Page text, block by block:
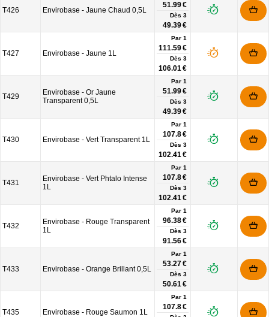
T426 Envirobase - Jaune Chaud 0,5L
51.99 €
Dès 3
49.39 €
T427 Envirobase - Jaune 1L
Par 1
111.59 €
Dès 3
106.01 €
T429
Envirobase - Or Jaune
Transparent 0,5L
Par 1
51.99 €
Dès 3
49.39 €
T430 Envirobase - Vert Transparent 1L
Par 1
107.8 €
Dès 3
102.41 €
T431
Envirobase - Vert Phtalo Intense
1L
Par 1
107.8 €
Dès 3
102.41 €
T432
Envirobase - Rouge Transparent
1L
Par 1
96.38 €
Dès 3
91.56 €
T433 Envirobase - Orange Brillant 0,5L
Par 1
53.27 €
Dès 3
50.61 €
T435 Envirobase - Rouge Saumon 1L
Par 1
107.8 €